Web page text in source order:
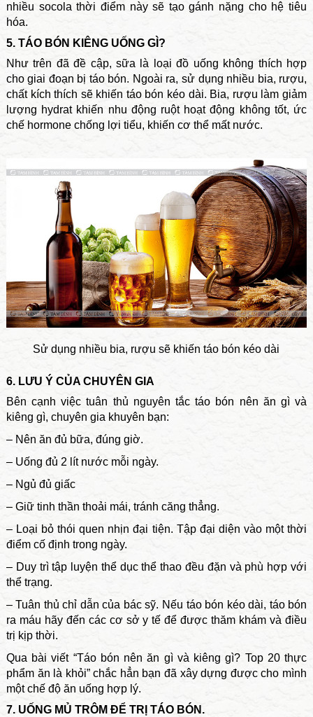
nhiều socola thời điểm này sẽ tạo gánh nặng cho hệ tiêu
hóa.
5. TÁO BÓN KIÊNG UỐNG GÌ?
Như trên đã đề cập, sữa là loại đồ uống không thích hợp
cho giai đoạn bị táo bón. Ngoài ra, sử dụng nhiều bia, rượu,
chất kích thích sẽ khiến táo bón kéo dài. Bia, rượu làm giảm
lượng hydrat khiến nhu động ruột hoạt động không tốt, ức
chế hormone chống lợi tiểu, khiến cơ thể mất nước.
Sử dụng nhiều bia, rượu sẽ khiến táo bón kéo dài
6. LƯU Ý CỦA CHUYÊN GIA
Bên cạnh việc tuân thủ nguyên tắc táo bón nên ăn gì và
kiêng gì, chuyên gia khuyên bạn:
– Nên ăn đủ bữa, đúng giờ.
– Uống đủ 2 lít nước mỗi ngày.
– Ngủ đủ giấc
– Giữ tinh thần thoải mái, tránh căng thẳng.
– Loại bỏ thói quen nhịn đại tiện. Tập đại diện vào một thời
điểm cố định trong ngày.
– Duy trì tập luyện thể dục thể thao đều đặn và phù hợp với
thể trạng.
– Tuân thủ chỉ dẫn của bác sỹ. Nếu táo bón kéo dài, táo bón
ra máu hãy đến các cơ sở y tế để được thăm khám và điều
trị kịp thời.
Qua bài viết “Táo bón nên ăn gì và kiêng gì? Top 20 thực
phẩm ăn là khỏi” chắc hẳn bạn đã xây dựng được cho mình
một chế độ ăn uống hợp lý.
7. UỐNG MỦ TRÔM ĐỂ TRỊ TÁO BÓN.